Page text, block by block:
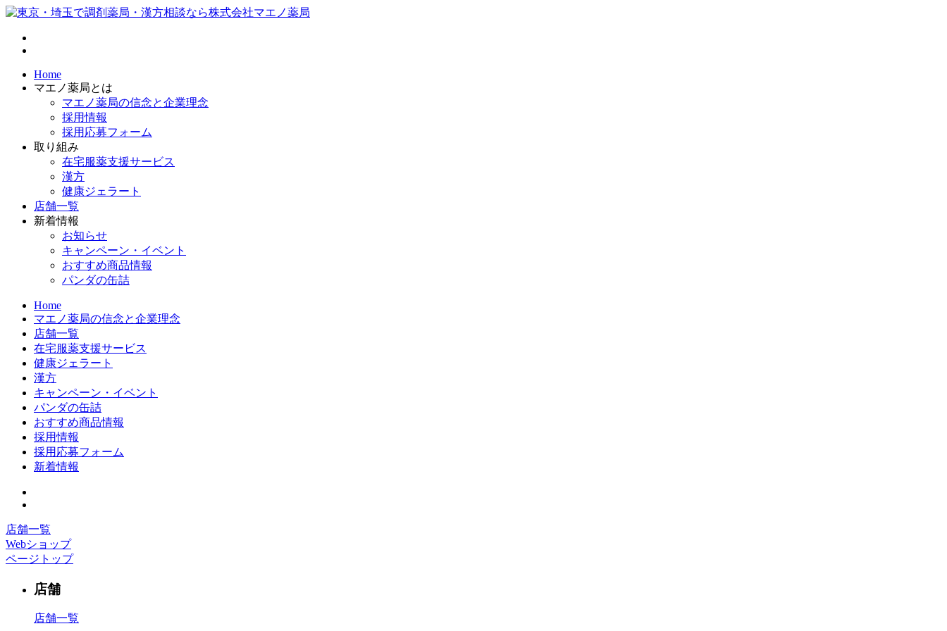
Home
マエノ薬局とは
マエノ薬局の信念と企業理念
採用情報
採用応募フォーム
取り組み
在宅服薬支援サービス
漢方
健康ジェラート
店舗一覧
新着情報
お知らせ
キャンペーン・イベント
おすすめ商品情報
パンダの缶詰
Home
マエノ薬局の信念と企業理念
店舗一覧
在宅服薬支援サービス
健康ジェラート
漢方
キャンペーン・イベント
パンダの缶詰
おすすめ商品情報
採用情報
採用応募フォーム
新着情報
店舗一覧
Webショップ
ページトップ
店舗
店舗一覧